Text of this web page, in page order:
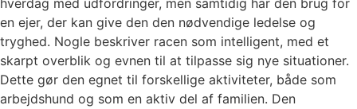
hverdag med udfordringer, men samtidig har den brug for
en ejer, der kan give den den nødvendige ledelse og
tryghed. Nogle beskriver racen som intelligent, med et
skarpt overblik og evnen til at tilpasse sig nye situationer.
Dette gør den egnet til forskellige aktiviteter, både som
arbejdshund og som en aktiv del af familien. Den